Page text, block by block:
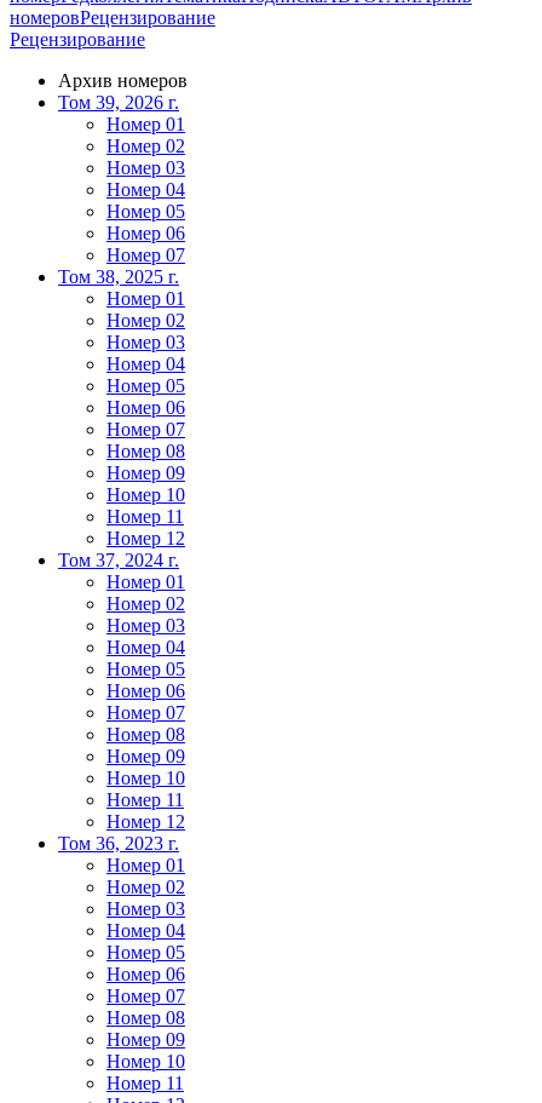
номеровРецензирование
Рецензирование
Архив номеров
Том 39, 2026 г.
Номер 01
Номер 02
Номер 03
Номер 04
Номер 05
Номер 06
Номер 07
Том 38, 2025 г.
Номер 01
Номер 02
Номер 03
Номер 04
Номер 05
Номер 06
Номер 07
Номер 08
Номер 09
Номер 10
Номер 11
Номер 12
Том 37, 2024 г.
Номер 01
Номер 02
Номер 03
Номер 04
Номер 05
Номер 06
Номер 07
Номер 08
Номер 09
Номер 10
Номер 11
Номер 12
Том 36, 2023 г.
Номер 01
Номер 02
Номер 03
Номер 04
Номер 05
Номер 06
Номер 07
Номер 08
Номер 09
Номер 10
Номер 11